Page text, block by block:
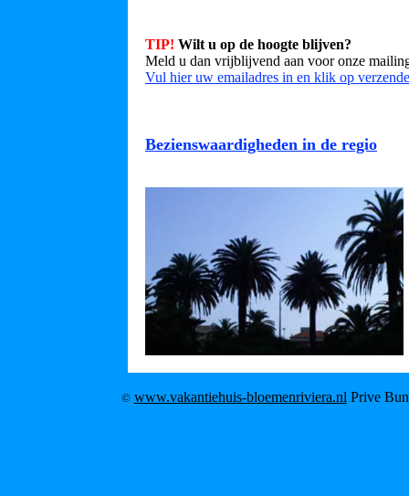
TIP! Wilt u op de hoogte blijven?
Meld u dan vrijblijvend aan voor onze
Vul hier uw emailadres in en klik op
Bezienswaardigheden in de regio
© www.vakantiehuis-bloemenriviera.nl Prive